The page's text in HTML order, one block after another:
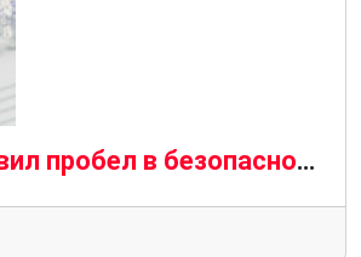
Как ИИ выявил пробел в безопасности браузера, который предприятия не могут игнорировать